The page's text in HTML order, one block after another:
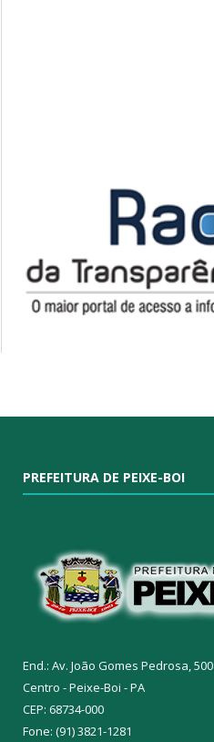
PREFEITURA DE PEIXE-BOI
End.: Av. João Gomes Pedrosa, 500
Centro - Peixe-Boi - PA
CEP: 68734-000
Fone: (91) 3821-1281